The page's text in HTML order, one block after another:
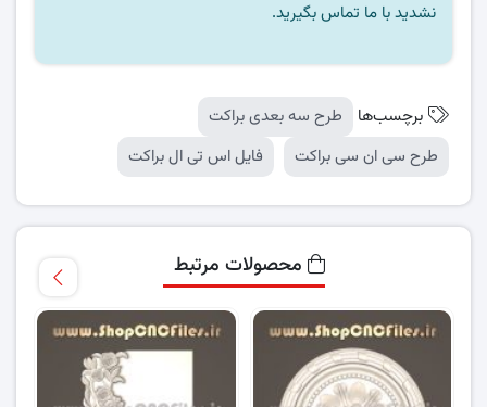
نشدید با ما تماس بگیرید.
برچسب‌ها
طرح سه بعدی براکت
طرح سی ان سی براکت
فایل اس تی ال براکت
محصولات مرتبط